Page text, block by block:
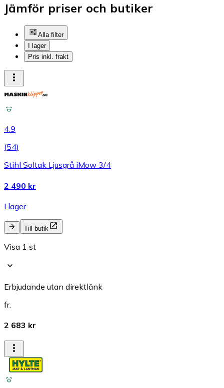
Jämför priser och butiker
Alla filter
I lager
Pris inkl. frakt
4.9
(54)
Stihl Soltak Ljusgrå iMow 3/4
2 490 kr
I lager
Till butik
Visa 1 st
Erbjudande utan direktlänk
fr.
2 683 kr